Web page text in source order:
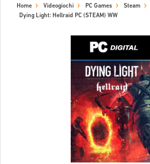
navigation
Home Videogiochi PC Games
Steam
Dying Light: Hellraid PC (STEAM) WW